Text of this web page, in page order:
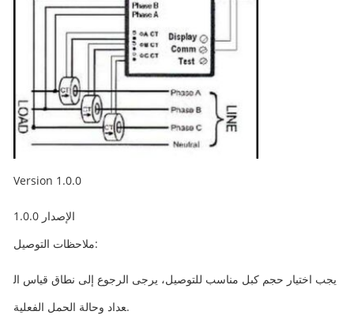
Version 1.0.0
الإصدار 1.0.0
ملاحظات التوصيل:
يجب اختيار حجم كبل مناسب للتوصيل، يرجى الرجوع إلى نطاق قياس ال
عداد وحالة الحمل الفعلية.